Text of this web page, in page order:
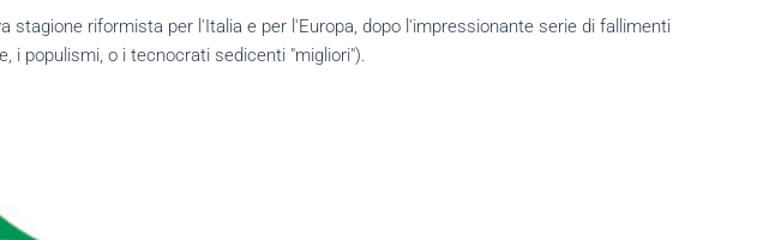
riformista per l'Italia e per l'Europa, dopo l'impressionante serie di fallimenti
i populismi, o i tecnocrati sedicenti "migliori").